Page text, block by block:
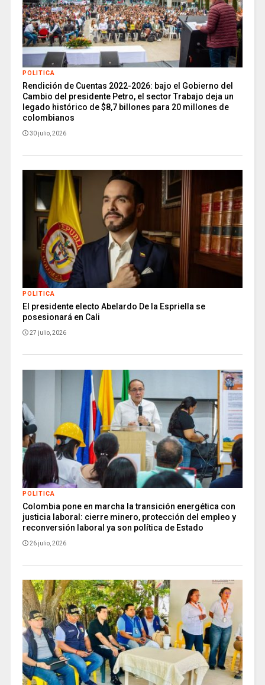
POLITICA
Rendición de Cuentas 2022-2026: bajo el Gobierno del
Cambio del presidente Petro, el sector Trabajo deja un
legado histórico de $8,7 billones para 20 millones de
colombianos
30 julio, 2026
POLITICA
El presidente electo Abelardo De la Espriella se
posesionará en Cali
27 julio, 2026
POLITICA
Colombia pone en marcha la transición energética con
justicia laboral: cierre minero, protección del empleo y
reconversión laboral ya son política de Estado
26 julio, 2026